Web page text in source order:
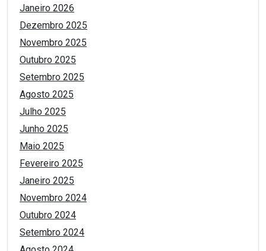
Janeiro 2026
Dezembro 2025
Novembro 2025
Outubro 2025
Setembro 2025
Agosto 2025
Julho 2025
Junho 2025
Maio 2025
Fevereiro 2025
Janeiro 2025
Novembro 2024
Outubro 2024
Setembro 2024